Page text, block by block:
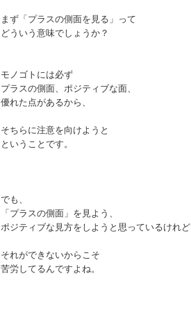
まず「プラスの側面を見る」って
どういう意味でしょうか？
モノゴトには必ず
プラスの側面、ポジティブな面、
優れた点があるから、
そちらに注意を向けようと
ということです。
でも、
「プラスの側面」を見よう、
ポジティブな見方をしようと思っているけれど
それができないからこそ
苦労してるんですよね。